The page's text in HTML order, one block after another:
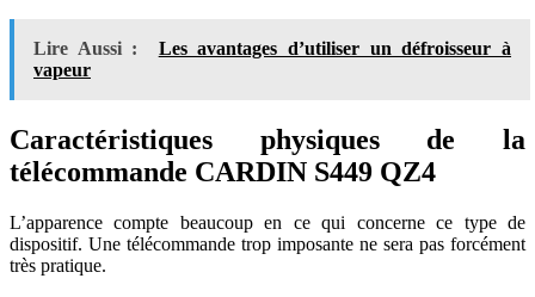
Lire Aussi :
Les avantages d’utiliser un défroisseur à
vapeur
Caractéristiques physiques de la
télécommande CARDIN S449 QZ4
L’apparence compte beaucoup en ce qui concerne ce type de
dispositif. Une télécommande trop imposante ne sera pas forcément
très pratique.